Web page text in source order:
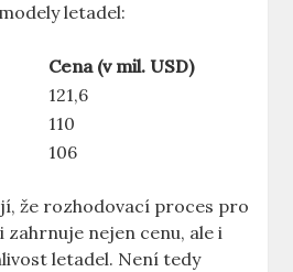
letadel:
Cena (v mil. ‍USD)
121,6
110
106
že⁣ rozhodovací proces pro‌
nejen cenu, ale i
letadel. Není tedy